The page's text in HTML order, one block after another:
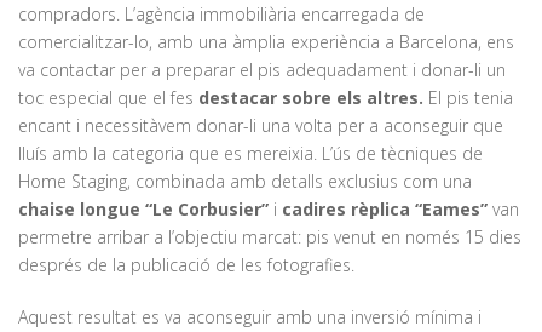
compradors. L’agència immobiliària encarregada de
comercialitzar-lo, amb una àmplia experiència a Barcelona, ens
va contactar per a preparar el pis adequadament i donar-li un
toc especial que el fes destacar sobre els altres. El pis tenia
encant i necessitàvem donar-li una volta per a aconseguir que
lluís amb la categoria que es mereixia. L’ús de tècniques de
Home Staging, combinada amb detalls exclusius com una
chaise longue “Le Corbusier” i cadires rèplica “Eames” van
permetre arribar a l’objectiu marcat: pis venut en només 15 dies
després de la publicació de les fotografies.
Aquest resultat es va aconseguir amb una inversió mínima i